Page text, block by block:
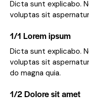
Dicta sunt explicabo.
voluptas sit
1/1 Lorem ipsum
Dicta sunt explicabo.
voluptas sit
do magna quia.
1/2 Dolore sit amet